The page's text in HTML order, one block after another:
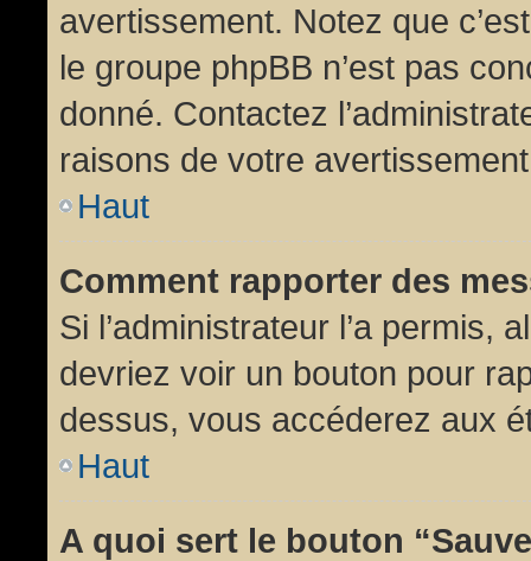
avertissement. Notez que
le groupe phpBB n’est pas
donné. Contactez
raisons de votre
Haut
Comment rapporter des
Si l’administrateur l’a permis,
devriez voir un bouton pour
dessus, vous accéderez aux
Haut
A quoi sert le bouton